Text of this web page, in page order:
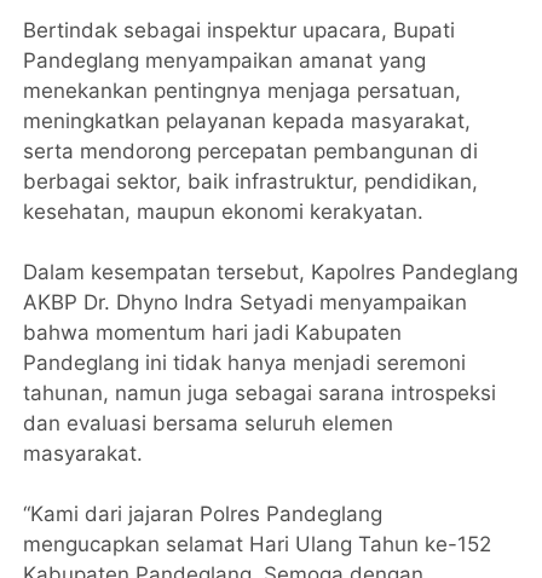
Bertindak sebagai inspektur upacara, Bupati
Pandeglang menyampaikan amanat yang
menekankan pentingnya menjaga persatuan,
meningkatkan pelayanan kepada masyarakat,
serta mendorong percepatan pembangunan di
berbagai sektor, baik infrastruktur, pendidikan,
kesehatan, maupun ekonomi kerakyatan.
Dalam kesempatan tersebut, Kapolres Pandeglang
AKBP Dr. Dhyno Indra Setyadi menyampaikan
bahwa momentum hari jadi Kabupaten
Pandeglang ini tidak hanya menjadi seremoni
tahunan, namun juga sebagai sarana introspeksi
dan evaluasi bersama seluruh elemen
masyarakat.
“Kami dari jajaran Polres Pandeglang
mengucapkan selamat Hari Ulang Tahun ke-152